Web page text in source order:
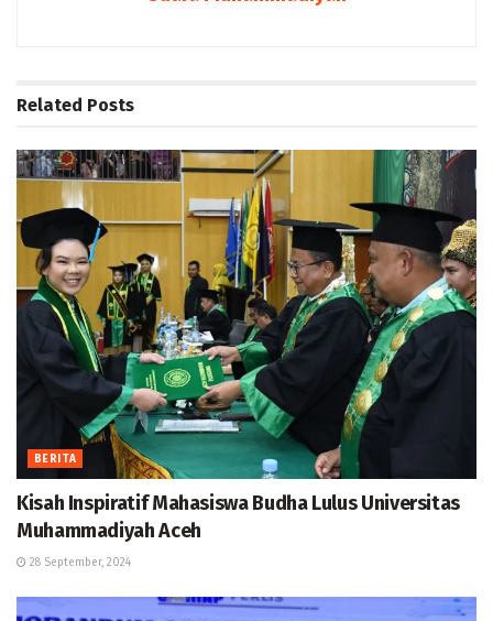
Related Posts
BERITA
Kisah Inspiratif Mahasiswa Budha Lulus Universitas
Muhammadiyah Aceh
28 September, 2024